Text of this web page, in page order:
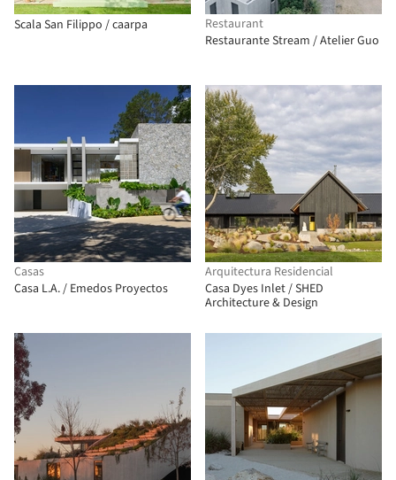
Scala San Filippo / caarpa
Restaurant
Restaurante Stream / Atelier Guo
Casas
Casa L.A. / Emedos Proyectos
Arquitectura Residencial
Casa Dyes Inlet / SHED
Architecture & Design